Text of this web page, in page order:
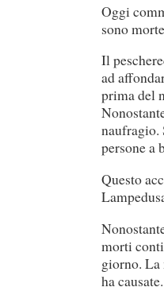
Oggi
sono
Il
ad
prima del
naufragio.
persone a
Questo
morti
giorno. La
ha causate.